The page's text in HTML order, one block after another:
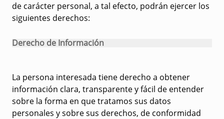
de carácter personal, a tal efecto, podrán ejercer los
siguientes derechos:
Derecho de Información
La persona interesada tiene derecho a obtener
información clara, transparente y fácil de entender
sobre la forma en que tratamos sus datos
personales y sobre sus derechos, de conformidad